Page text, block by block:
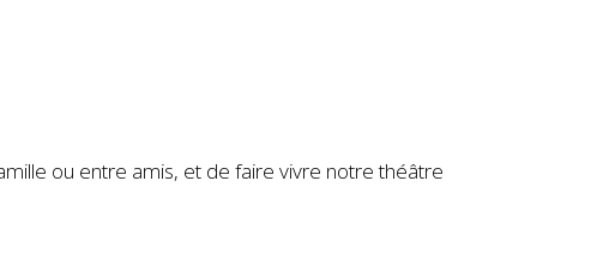
ou entre amis, et de faire vivre notre théâtre